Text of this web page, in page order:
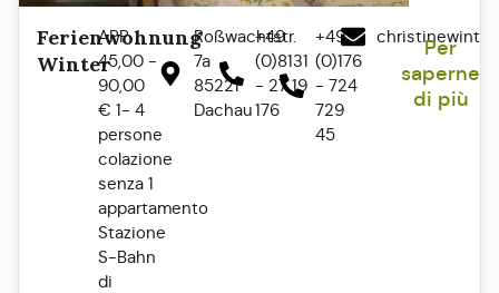
Ferienwohnung
Winter
APP
45,00 -
90,00
€ 1- 4
persone
colazione
senza 1
appartamento
Stazione
S-Bahn
di
Roßwachtstr.
7a
85221
Dachau
+49
(0)8131
- 27 19
176
+49
(0)176
- 724
729
45
Per
saperne
di più